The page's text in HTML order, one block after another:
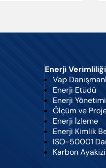
Enerji Verimliliği
Vap
Enerji Etüdü
Enerji Yönetimi
Ölçüm ve
Enerji İzleme
Enerji Kimlik
ISO-50001
Karbon Ayakizi